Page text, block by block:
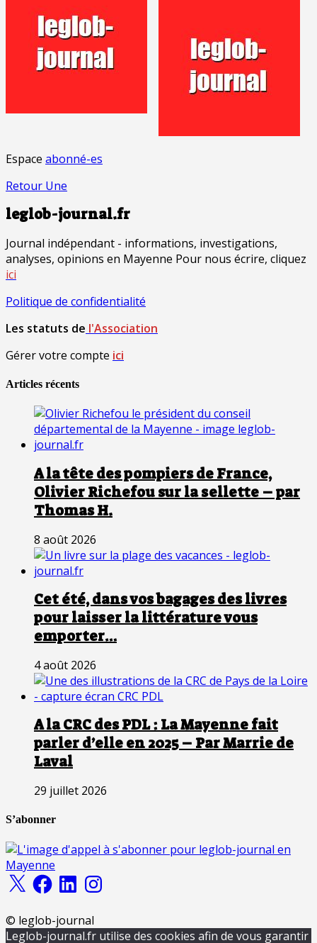
Espace abonné-es
Retour Une
leglob-journal.fr
Journal indépendant - informations, investigations,
analyses, opinions en Mayenne Pour nous écrire, cliquez
ici
Politique de confidentialité
Les statuts de l'Association
Gérer votre compte ici
Articles récents
A la tête des pompiers de France,
Olivier Richefou sur la sellette – par
Thomas H.
8 août 2026
Cet été, dans vos bagages des livres
pour laisser la littérature vous
emporter…
4 août 2026
A la CRC des PDL : La Mayenne fait
parler d’elle en 2025 – Par Marrie de
Laval
29 juillet 2026
S’abonner
X FacebookLinkedInInstagram
© leglob-journal
Leglob-journal.fr utilise des cookies afin de vous garantir